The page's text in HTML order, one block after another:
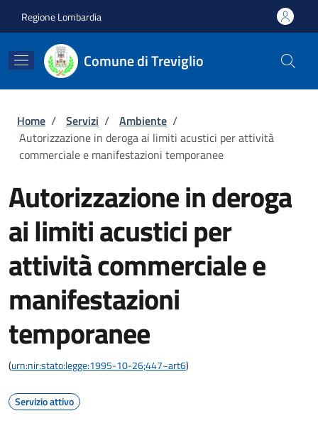
Regione Lombardia
Comune di Treviglio
Briciole di pane
Home / Servizi / Ambiente /
Autorizzazione in deroga ai limiti acustici per attività
commerciale e manifestazioni temporanee
Autorizzazione in deroga
ai limiti acustici per
attività commerciale e
manifestazioni
temporanee
(urn:nir:stato:legge:1995-10-26;447~art6)
Servizio attivo